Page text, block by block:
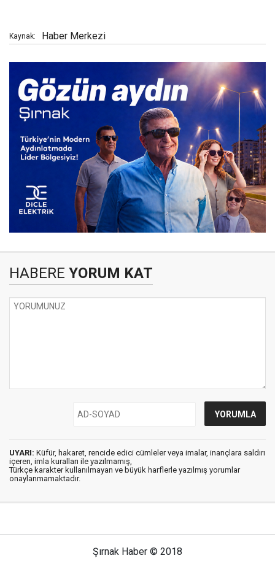
Kaynak: Haber Merkezi
HABERE YORUM KAT
UYARI: Küfür, hakaret, rencide edici cümleler veya imalar, inançlara saldırı
içeren, imla kuralları ile yazılmamış,
Türkçe karakter kullanılmayan ve büyük harflerle yazılmış yorumlar
onaylanmamaktadır.
Şırnak Haber © 2018